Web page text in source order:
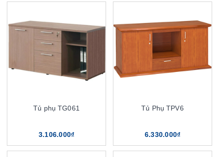
Tủ phụ TG061
3.106.000₫
Tủ Phụ TPV6
6.330.000₫